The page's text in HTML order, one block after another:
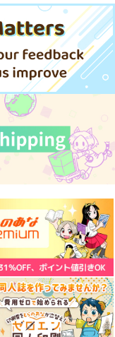
おれのせかいのちゅう
しん
牛乳紅茶
787円 （税込）
五条悟×虎杖悠仁
サンプル
作品詳細
は
爆速ししゃも
677円 （税込）
呪術廻戦
五条悟×虎杖悠仁
サンプル
好きって言ってよ。下
猿と腰掛